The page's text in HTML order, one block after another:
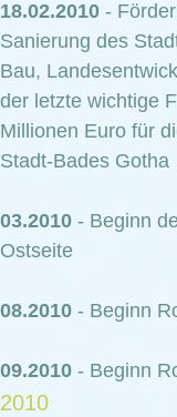
18.02.2010 -
Sanierung des
Bau,
der letzte wichtige
Millionen Euro für
Stadt-Bades Gotha
03.2010 - Beginn
Ostseite
08.2010 - Beginn
09.2010 - Beginn
2010